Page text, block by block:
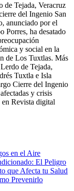
de Tejada, Veracruz
del Ingenio San
anunciado por el
Porres, ha desatado
y social en la
de Los Tuxtlas. Más
de Tejada,
Tuxtla e Isla
Cierre del Ingenio
y crisis
Revista digital
en el Aire
El Peligro
que Afecta tu Salud
Prevenirlo